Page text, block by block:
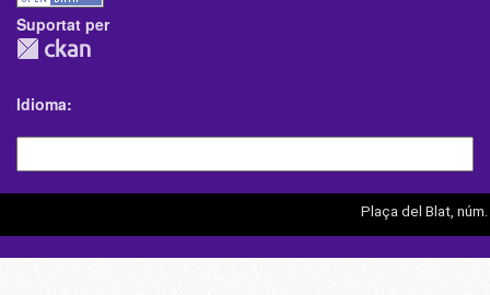
Suportat per
Idioma
Plaça del Blat,